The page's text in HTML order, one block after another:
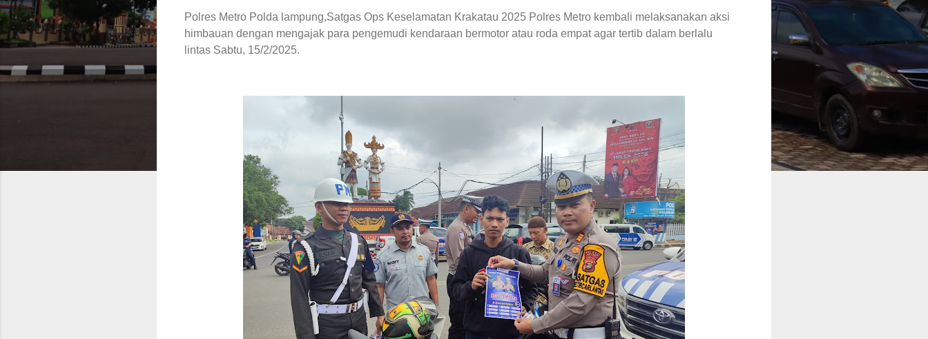
Polres Metro Polda lampung,Satgas Ops Keselamatan Krakatau 2025 Polres Metro kembali melaksanakan aksi
himbauan dengan mengajak para pengemudi kendaraan bermotor atau roda empat agar tertib dalam berlalu
lintas Sabtu, 15/2/2025.